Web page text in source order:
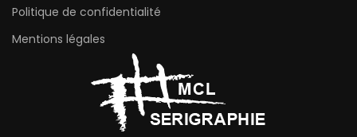
Politique de confidentialité
Mentions légales